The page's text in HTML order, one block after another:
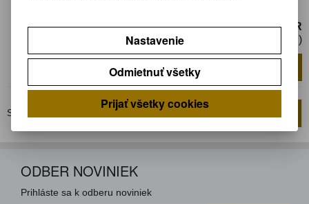
16,83 EUR
13,69 EUR (Cena bez DPH)
bal
Strana záznamov
ODBER NOVINIEK
Prihláste sa k odberu noviniek
Nastavenie
Odmietnuť všetky
Prijať všetky cookies